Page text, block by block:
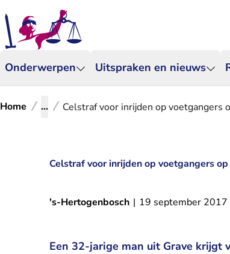
Onderwerpen Uitspraken en nieuws
Home ... Celstraf voor inrijden op voetgangers
Celstraf voor inrijden op voetgangers
's-Hertogenbosch | 19 september 2017
Een 32-jarige man uit Grave krijgt